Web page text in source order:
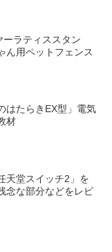
ラティススタン
ん用ペットフェンス
はたらきEX型」電気
材
天堂スイッチ2」を
念な部分などをレビ